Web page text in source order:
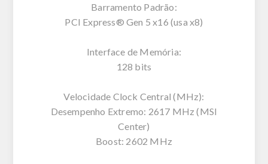
Barramento Padrão:
PCI Express® Gen 5 x16 (usa x8)
Interface de Memória:
128 bits
Velocidade Clock Central (MHz):
Desempenho Extremo: 2617 MHz (MSI
Center)
Boost: 2602 MHz